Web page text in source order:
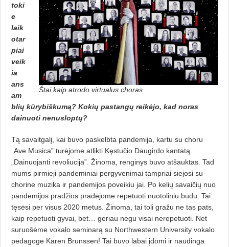
Štai kaip atrodo virtualus choras.
toki
e
laik
otar
piai
veik
ia
ans
am
blių kūrybiškumą? Kokių pastangų reikėjo, kad noras
dainuoti nenusloptų?
Tą savaitgalį, kai buvo paskelbta pandemija, kartu su choru
„Ave Mu­si­ca” turėjome atlikti Kęstučio Dau­girdo kantatą
„Dainuojanti revoliucija”. Žinoma, renginys buvo atšauktas. Tad
mums pirmieji pan­deminiai pergyvenimai tampriai siejosi su
cho­rine muzika ir pandemijos povei­kiu jai. Po kelių savaičių nuo
pande­mijos pradžios pradėjome repetuoti nuotoliniu būdu. Tai
tęsėsi per visus 2020 metus. Žinoma, tai toli gražu ne tas pats,
kaip repetuoti gyvai, bet… ge­riau negu visai nerepetuoti. Net
suruošėme vokalo seminarą su North­western University vokalo
peda­goge Karen Brunssen! Tai buvo la­bai įdomi ir naudinga